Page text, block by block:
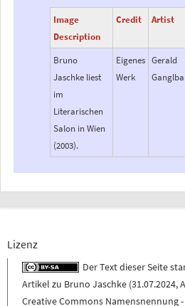
Image
Description
Credit Artist
Bruno
Jaschke liest
im
Literarischen
Salon in Wien
(2003).
Eigenes
Werk
Gerald
Lizenz
Der Text dieser Seite
Artikel zu Bruno Jaschke (31.07.2024,
Creative Commons Namensnennung